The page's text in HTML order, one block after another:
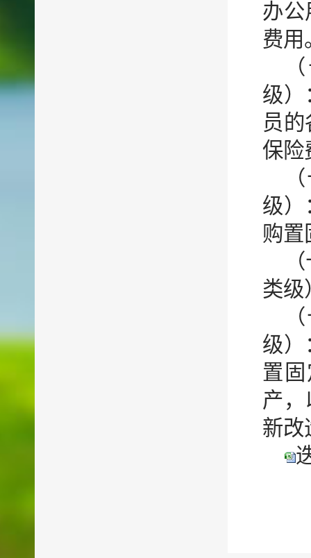
办公
费用
级）
员
保险
级）
购置
类级
级）
置
产
新改